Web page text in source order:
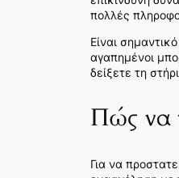
πολλές
Είναι
αγαπημένοι
δείξετε τη
Πώς να
Για να